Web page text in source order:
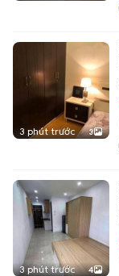
3 phút trước 3
3 phút trước 4